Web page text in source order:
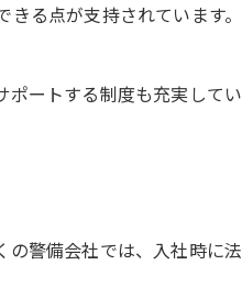
方と注意点
見極めるポイント
重視した警備の働き方
る点が支持されています
ートする制度も充実して
警備会社では、入社時に